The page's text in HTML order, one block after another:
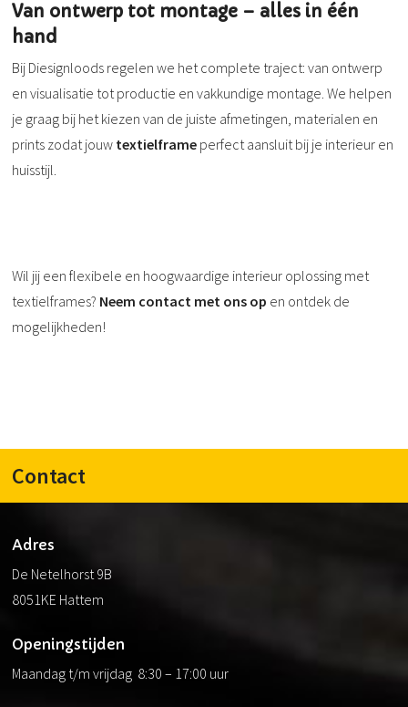
Van ontwerp tot montage – alles in één
hand
Bij Diesignloods regelen we het complete traject: van ontwerp
en visualisatie tot productie en vakkundige montage. We helpen
je graag bij het kiezen van de juiste afmetingen, materialen en
prints zodat jouw textielframe perfect aansluit bij je interieur en
huisstijl.
Wil jij een flexibele en hoogwaardige interieur oplossing met
textielframes? Neem contact met ons op en ontdek de
mogelijkheden!
Contact
Adres
De Netelhorst 9B
8051KE Hattem
Openingstijden
Maandag t/m vrijdag 8:30 – 17:00 uur